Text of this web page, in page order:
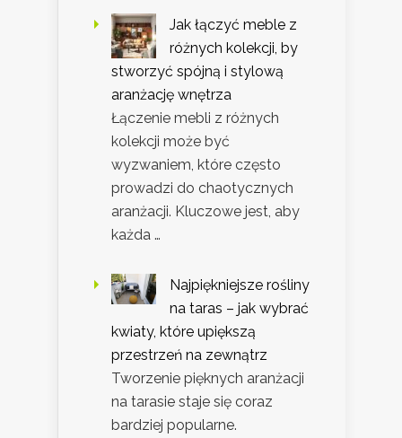
Jak łączyć meble z
różnych kolekcji, by
stworzyć spójną i stylową
aranżację wnętrza
Łączenie mebli z różnych
kolekcji może być
wyzwaniem, które często
prowadzi do chaotycznych
aranżacji. Kluczowe jest, aby
każda …
Najpiękniejsze rośliny
na taras – jak wybrać
kwiaty, które upiększą
przestrzeń na zewnątrz
Tworzenie pięknych aranżacji
na tarasie staje się coraz
bardziej popularne.